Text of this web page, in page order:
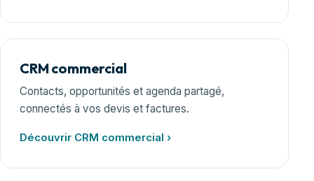
CRM commercial
Contacts, opportunités et agenda partagé,
connectés à vos devis et factures.
Découvrir CRM commercial ›